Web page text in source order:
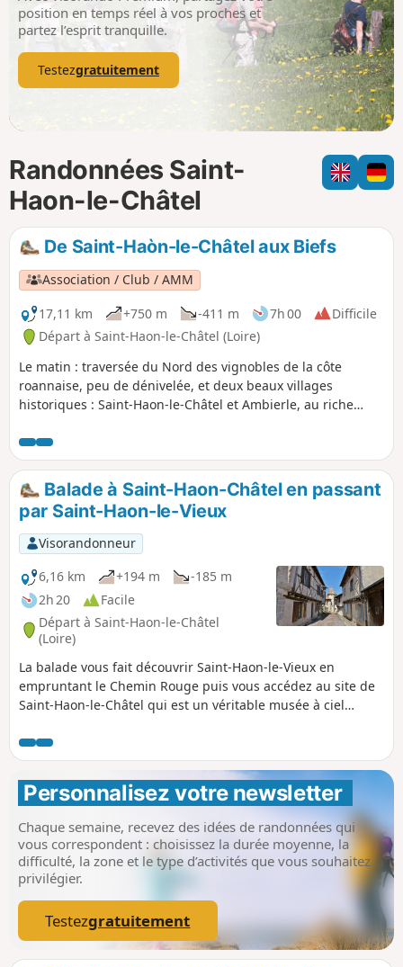
p
position en temps réel à vos proches et
partez l’esprit tranquille.
Testezgratuitement
Randonnées Saint-
Haon-le-Châtel
De Saint-Haòn-le-Châtel aux Biefs
Association / Club / AMM
17,11 km
+750 m -411 m 7h 00
Difficile
Départ à Saint-Haon-le-Châtel (Loire)
Le matin : traversée du Nord des vignobles de la côte
roannaise, peu de dénivelée, et deux beaux villages
historiques : Saint-Haon-le-Châtel et Ambierle, au riche
sportif avec la montée sur Les Biefs (alt. 765 m) à travers
prés et forêt. Une grande majorité se fait sur des chemins
de terre sans circulation.
Balade à Saint-Haon-Châtel en passant
par Saint-Haon-le-Vieux
Visorandonneur
6,16 km
+194 m
-185 m
2h 20
Facile
Départ à Saint-Haon-le-Châtel
(Loire)
La balade vous fait découvrir Saint-Haon-le-Vieux en
empruntant le Chemin Rouge puis vous accédez au site de
Saint-Haon-le-Châtel qui est un véritable musée à ciel
ses vestiges de hautes murailles, ses 17 tours et ses 4
portes. Ces fortifications ont été construites au milieu du
XIVe siècle pour protéger la ville contre les bandes de
pillards. Magnifique village où chaque rue est à découvrir.
Personnalisez votre newsletter
Chaque semaine, recevez des idées de randonnées qui
vous correspondent : choisissez la durée moyenne, la
difficulté, la zone et le type d’activités que vous souhaitez
privilégier.
Testezgratuitement